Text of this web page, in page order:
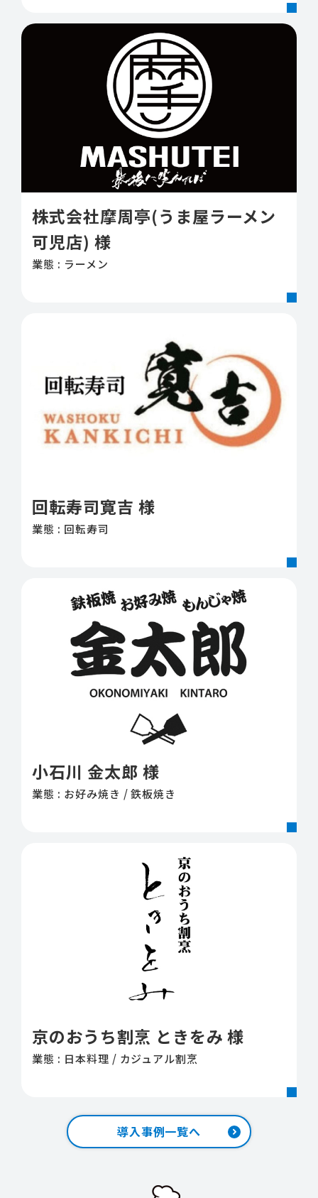
株式会社摩周亭(うま屋ラーメン
可児店) 様
業態 : ラーメン
回転寿司寛吉 様
業態 : 回転寿司
小石川 金太郎 様
業態 : お好み焼き / 鉄板焼き
京のおうち割烹 ときをみ 様
業態 : 日本料理 / カジュアル割烹
導入事例一覧へ